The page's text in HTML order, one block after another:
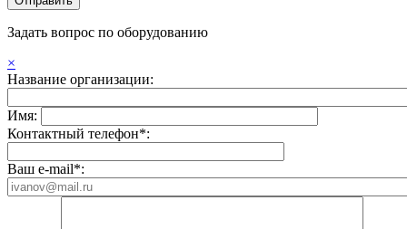
Задать вопрос по оборудованию
×
Название организации:
Имя:
Контактный телефон*:
Ваш e-mail*: